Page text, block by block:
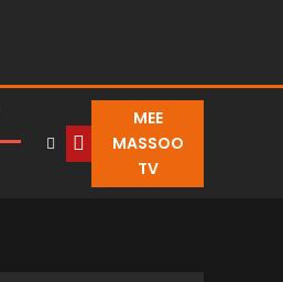
MEE
MASSOO
TV